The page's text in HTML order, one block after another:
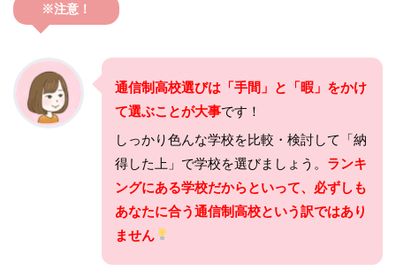
※注意！
通信制高校選びは「手間」と「暇」をかけ
て選ぶことが大事です！
しっかり色んな学校を比較・検討して「納
得した上」で学校を選びましょう。 ランキ
ングにある学校だからといって、必ずしも
あなたに合う通信制高校という訳ではあり
ません